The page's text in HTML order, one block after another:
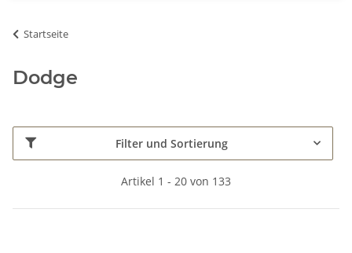
Startseite
Dodge
Filter und Sortierung
Artikel 1 - 20 von 133